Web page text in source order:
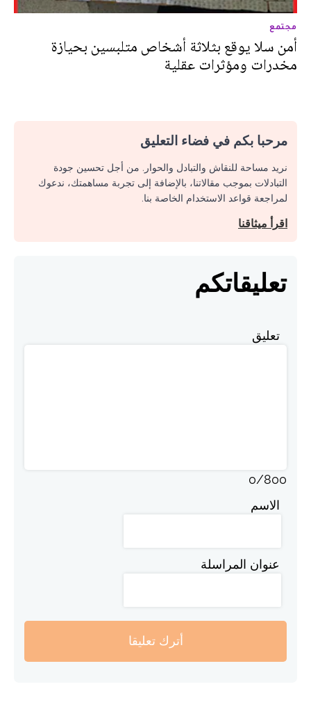
مجتمع
أمن سلا يوقع بثلاثة أشخاص متلبسين بحيازة
مخدرات ومؤثرات عقلية
مرحبا بكم في فضاء التعليق
نريد مساحة للنقاش والتبادل والحوار. من أجل تحسين جودة
التبادلات بموجب مقالاتنا، بالإضافة إلى تجربة مساهمتك، ندعوك
لمراجعة قواعد الاستخدام الخاصة بنا.
اقرأ ميثاقنا
تعليقاتكم
تعليق
0/800
الاسم
عنوان المراسلة
أترك تعليقا